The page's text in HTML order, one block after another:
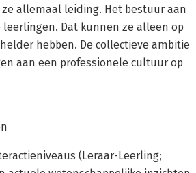
allemaal leiding. Het bestuur aan
Dat kunnen ze alleen op
hebben. De collectieve ambitie
aan een professionele cultuur op
(Leraar-Leerling;